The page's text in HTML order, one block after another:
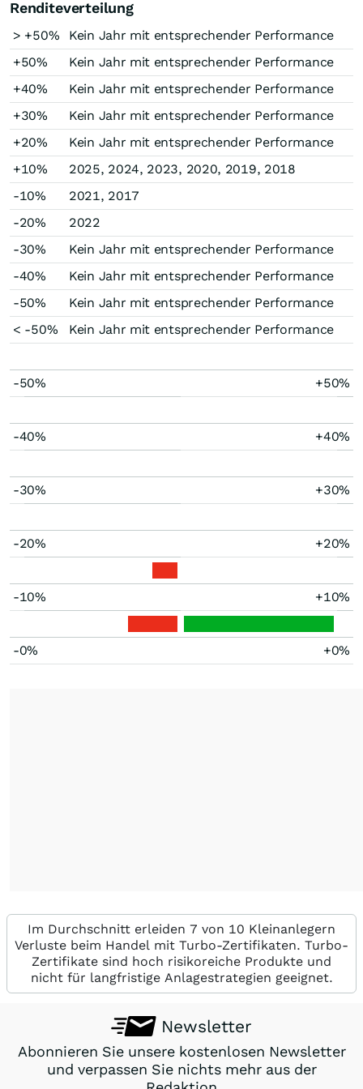
Renditeverteilung
> +50%
Kein Jahr mit entsprechender Performance
+50%
Kein Jahr mit entsprechender Performance
+40%
Kein Jahr mit entsprechender Performance
+30%
Kein Jahr mit entsprechender Performance
+20%
Kein Jahr mit entsprechender Performance
+10%
2025, 2024, 2023, 2020, 2019, 2018
-10%
2021, 2017
-20%
2022
-30%
Kein Jahr mit entsprechender Performance
-40%
Kein Jahr mit entsprechender Performance
-50%
Kein Jahr mit entsprechender Performance
< -50%
Kein Jahr mit entsprechender Performance
-50% +50%
-40% +40%
-30% +30%
-20% +20%
-10% +10%
-0% +0%
Im Durchschnitt erleiden 7 von 10 Kleinanlegern
Verluste beim Handel mit Turbo-Zertifikaten. Turbo-
Zertifikate sind hoch risikoreiche Produkte und
nicht für langfristige Anlagestrategien geeignet.
Newsletter
Abonnieren Sie unsere kostenlosen Newsletter
und verpassen Sie nichts mehr aus der